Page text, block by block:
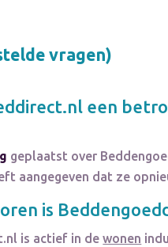
vragen)
een
geplaatst over
aangegeven dat ze
is
is actief in dewonen